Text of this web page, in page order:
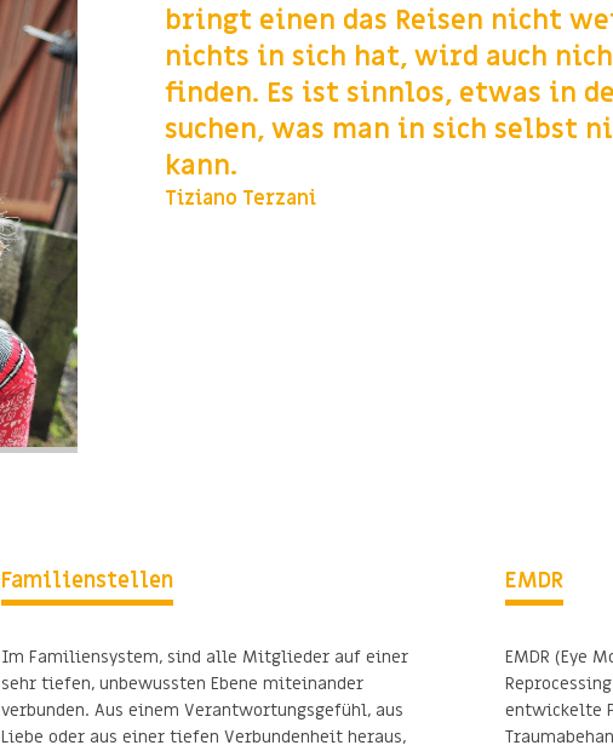
bringt einen das Reisen nicht
nichts in sich hat, wird auch
finden. Es ist sinnlos, etwas in
suchen, was man in sich selbst
kann.
Tiziano Terzani
Familienstellen
Im Familiensystem, sind alle Mitglieder auf einer
sehr tiefen, unbewussten Ebene miteinander
verbunden. Aus einem Verantwortungsgefühl, aus
Liebe oder aus einer tiefen Verbundenheit heraus,
EMDR
EMDR (Eye
entwickelte